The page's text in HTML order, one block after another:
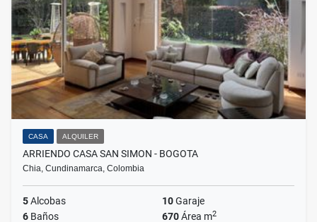
CASA ALQUILER
ARRIENDO CASA SAN SIMON - BOGOTA
Chia, Cundinamarca, Colombia
5Alcobas 10Garaje
6 Baños 670Área m2